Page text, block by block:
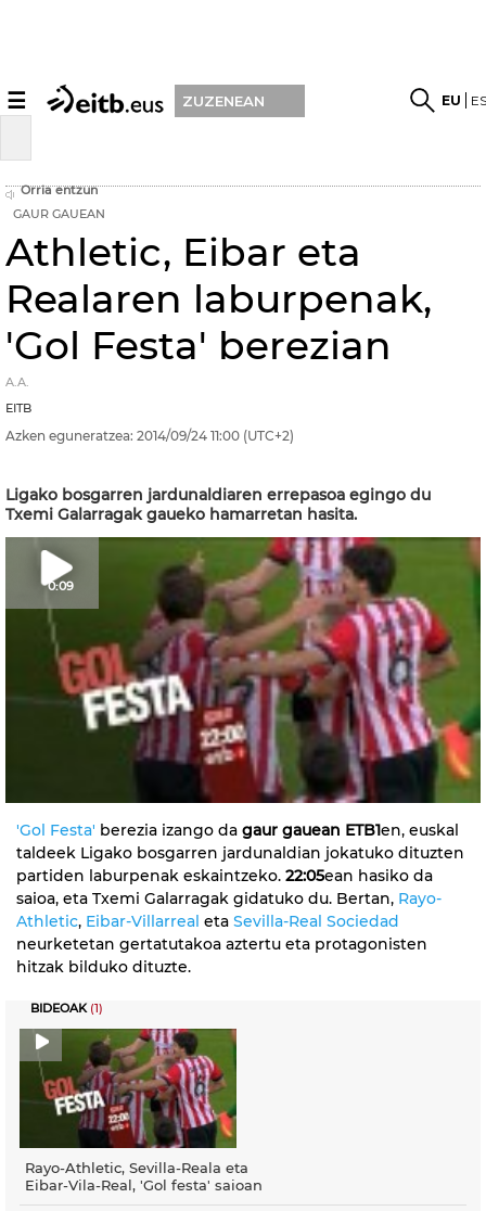
☰ ZUZENEAN EU
Orria entzun
GAUR GAUEAN
Athletic, Eibar eta
Realaren laburpenak,
'Gol Festa' berezian
A.A.
EITB
Azken eguneratzea: 2014/09/24 11:00 (UTC+2)
Ligako bosgarren jardunaldiaren errepasoa egingo du
Txemi Galarragak gaueko hamarretan hasita.
0:09
'Gol Festa' berezia izango da gaur gauean ETB1en, euskal
taldeek Ligako bosgarren jardunaldian jokatuko dituzten
partiden laburpenak eskaintzeko. 22:05ean hasiko da
saioa, eta Txemi Galarragak gidatuko du. Bertan, Rayo-
Athletic, Eibar-Villarreal eta Sevilla-Real Sociedad
neurketetan gertatutakoa aztertu eta protagonisten
hitzak bilduko dituzte.
BIDEOAK(1)
Rayo-Athletic, Sevilla-Reala eta
Eibar-Vila-Real, 'Gol festa' saioan